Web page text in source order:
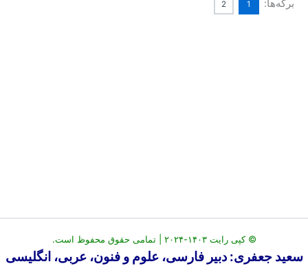
برگه‌ها: 1
2
© کپی رایت ۱۴۰۳-۲۰۲۴ | تمامی حقوق محفوظ است.
سعید جعفری: دبیر فارسی، علوم و فنون، عربی، انگلیسی